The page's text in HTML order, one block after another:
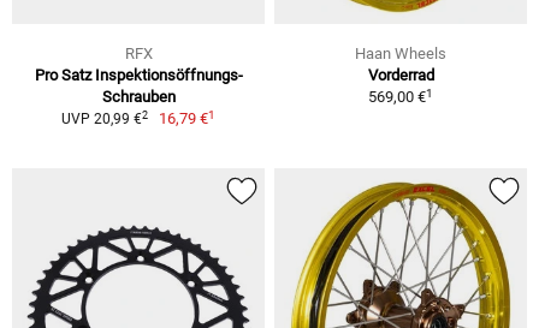
RFX
Pro Satz Inspektionsöffnungs-
Schrauben
UVP 20,99 €2 16,79 €1
Haan Wheels
Vorderrad
569,00 €1